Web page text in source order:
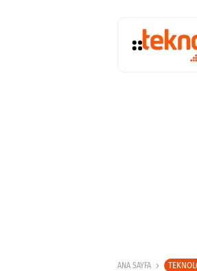
ANA SAYFA